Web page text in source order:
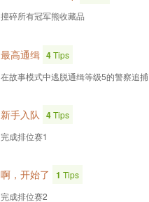
撞碎所有冠军熊收藏品
最高通缉 4Tips
在故事模式中逃脱通缉等级5的警察追捕
新手入队 4Tips
完成排位赛1
啊，开始了 1 Tips
完成排位赛2